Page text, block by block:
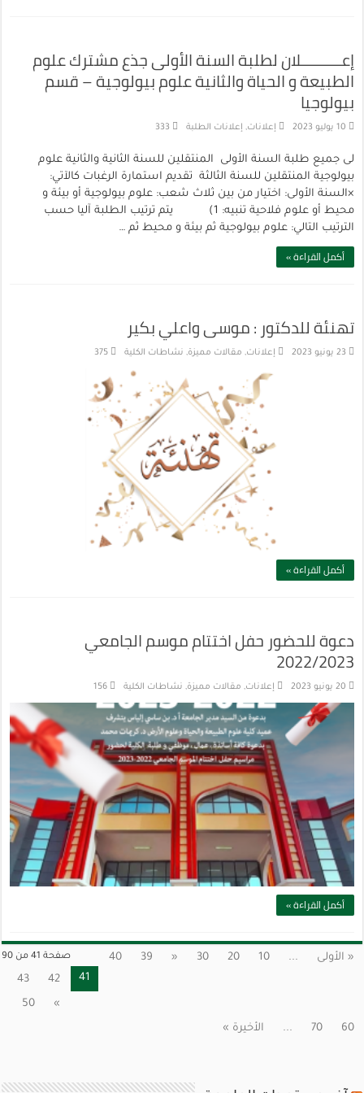
إعــــــــــلان لطلبة السنة الأولى جذع مشترك علوم
الطبيعة و الحياة والثانية علوم بيولوجية – قسم
بيولوجيا
10 يوليو 2023 إعلانات, إعلانات الطلبة 333
لى جميع طلبة السنة الأولى المنتقلين للسنة الثانية والثانية علوم
بيولوجية المنتقلين للسنة الثالثة تقديم استمارة الرغبات كالآتي:
×السنة الأولى: اختيار من بين ثلاث شعب: علوم بيولوجية أو بيئة و
محيط أو علوم فلاحية تنبيه: 1) يتم ترتيب الطلبة آليا حسب
الترتيب التالي: علوم بيولوجية ثم بيئة و محيط ثم …
أكمل القراءة »
تهنئة للدكتور : موسى واعلي بكير
23 يونيو 2023 إعلانات, مقالات مميزة, نشاطات الكلية 375
أكمل القراءة »
دعوة للحضور حفل اختتام موسم الجامعي
2022/2023
20 يونيو 2023 إعلانات, مقالات مميزة, نشاطات الكلية 156
أكمل القراءة »
صفحة 41 من 90 « الأولى ...
10
20
30
«
39
40
41
42
43
»
50
60
70
... الأخيرة »